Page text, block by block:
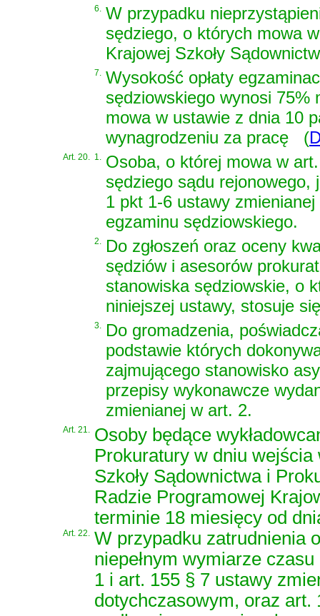
6. W przypadku
sędziego, o których mowa
Krajowej Szkoły
7. Wysokość opłaty
sędziowskiego wynosi 75%
mowa w ustawie z dnia 10
wynagrodzeniu za pracę
(
Art. 20. 1. Osoba, o której mowa w
sędziego sądu rejonowego,
1 pkt 1-6 ustawy
egzaminu sędziowskiego.
2. Do zgłoszeń oraz oceny
sędziów i asesorów
stanowiska sędziowskie, o
niniejszej ustawy, stosuje
3. Do gromadzenia,
podstawie których
zajmującego stanowisko
przepisy wykonawcze
zmienianej w art. 2.
Art. 21. Osoby będące
Prokuratury w dniu
Szkoły Sądownictwa i
Radzie Programowej
terminie 18 miesięcy od
Art. 22. W przypadku zatrudnienia
niepełnym wymiarze
1 i art. 155 § 7 ustawy
dotychczasowym, oraz art.